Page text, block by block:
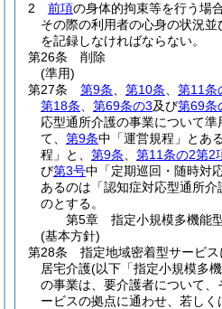
2
前項の身体的拘束等を行う場
その際の利用者の心身の状況
を記録しなければならない。
第26条
削除
(準用)
第27条
第9条 第10条 第11条
第18条
第69条の3及び第69条
応型通所介護の事業について準
て、 第9条中「運営規程」とあ
程」と、 第9条 第11条の2第2
び第3号中「定期巡回・随時対
あるのは「認知症対応型通所
のとする。
第5章
指定小規模多機能
(基本方針)
第28条
指定地域密着型サービ
居宅介護(以下「指定小規模多
の事業は、要介護者について
ービスの拠点に通わせ、若し